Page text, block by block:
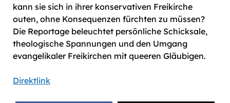
kann sie sich in ihrer konservativen Freikirche
outen, ohne Konsequenzen fürchten zu müssen?
Die Reportage beleuchtet persönliche Schicksale,
theologische Spannungen und den Umgang
evangelikaler Freikirchen mit queeren Gläubigen.
Direktlink